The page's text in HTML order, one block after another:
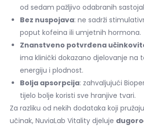
od sedam pažljivo odabranih
Bez nuspojava: ne sadrži
poput kofeina ili umjetnih hormona.
Znanstveno potvrđena
ima klinički dokazano djelovanje na
energiju i plodnost.
Bolja apsorpcija: zahvaljujući
tijelo bolje koristi sve hranjive tvari.
Za razliku od nekih dodataka koji
učinak, NuviaLab Vitality djeluje